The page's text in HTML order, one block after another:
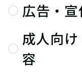
広告・宣
成人向
容